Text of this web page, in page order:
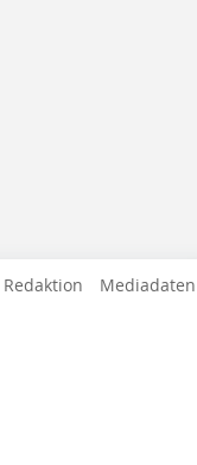
Mediadaten